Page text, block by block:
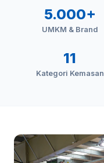
5.000+
UMKM & Brand
11
Kategori Kemasan